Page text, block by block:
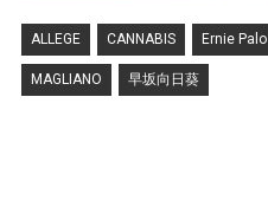
ALLEGE CANNABIS Ernie Palo
MAGLIANO 早坂向日葵